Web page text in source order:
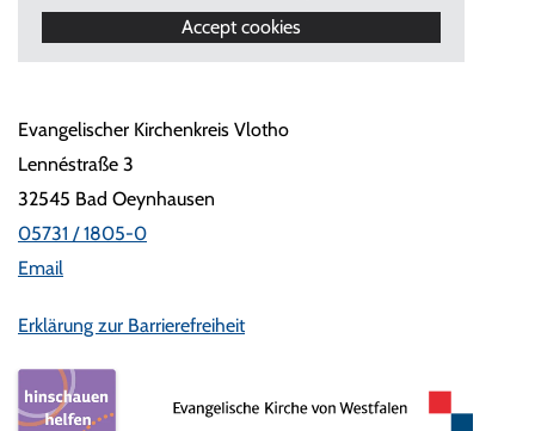
Accept cookies
Evangelischer Kirchenkreis Vlotho
Lennéstraße 3
32545 Bad Oeynhausen
05731 / 1805-0
Email
Erklärung zur Barrierefreiheit